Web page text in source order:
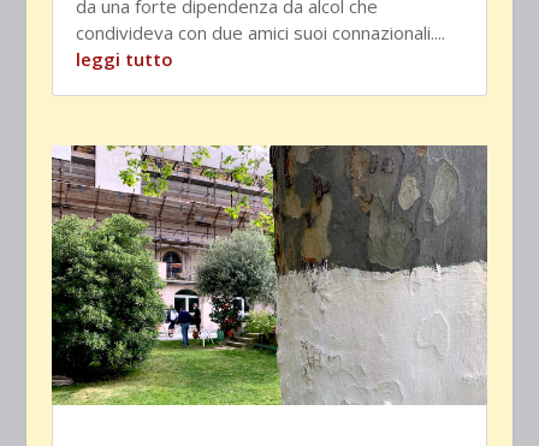
da una forte dipendenza da alcol che
condivideva con due amici suoi connazionali....
leggi tutto